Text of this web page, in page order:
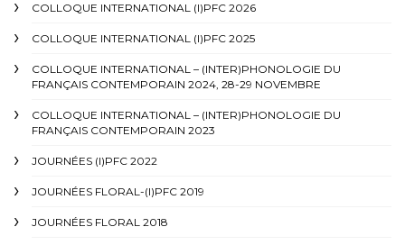
COLLOQUE INTERNATIONAL (I)PFC 2026
COLLOQUE INTERNATIONAL (I)PFC 2025
COLLOQUE INTERNATIONAL – (INTER)PHONOLOGIE DU
FRANÇAIS CONTEMPORAIN 2024, 28-29 NOVEMBRE
COLLOQUE INTERNATIONAL – (INTER)PHONOLOGIE DU
FRANÇAIS CONTEMPORAIN 2023
JOURNÉES (I)PFC 2022
JOURNÉES FLORAL-(I)PFC 2019
JOURNÉES FLORAL 2018